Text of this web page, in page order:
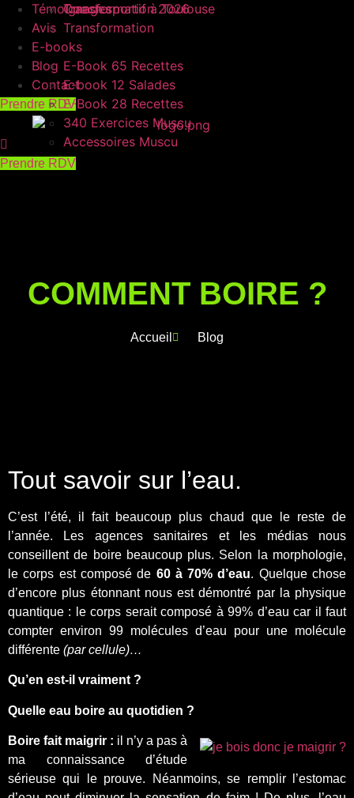
Coach sportif à Toulouse
Transformation 2026
Transformation
Témoignages
Avis
E-books
E-Book 65 Recettes
E-book 12 Salades
E-Book 28 Recettes
340 Exercices Muscu
Accessoires Muscu
Blog
Contact
Prendre RDV
Prendre RDV
COMMENT BOIRE ?
Accueil Blog
Tout savoir sur l’eau.
C’est l’été, il fait beaucoup plus chaud que le reste de
l’année. Les agences sanitaires et les médias nous
conseillent de boire beaucoup plus. Selon la morphologie,
le corps est composé de 60 à 70% d’eau. Quelque chose
d’encore plus étonnant nous est démontré par la physique
quantique : le corps serait composé à 99% d’eau car il faut
compter environ 99 molécules d’eau pour une molécule
différente (par cellule)…
Qu’en est-il vraiment ?
Quelle eau boire au quotidien ?
Boire fait maigrir : il n’y a pas à
ma connaissance d’étude
sérieuse qui le prouve. Néanmoins, se remplir l’estomac